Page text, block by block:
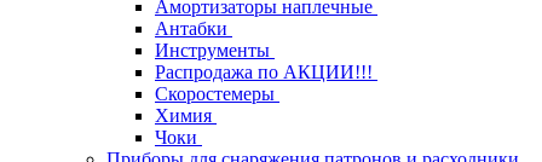
Амортизаторы наплечные
Антабки
Инструменты
Распродажа по АКЦИИ!!!
Скоростемеры
Химия
Чоки